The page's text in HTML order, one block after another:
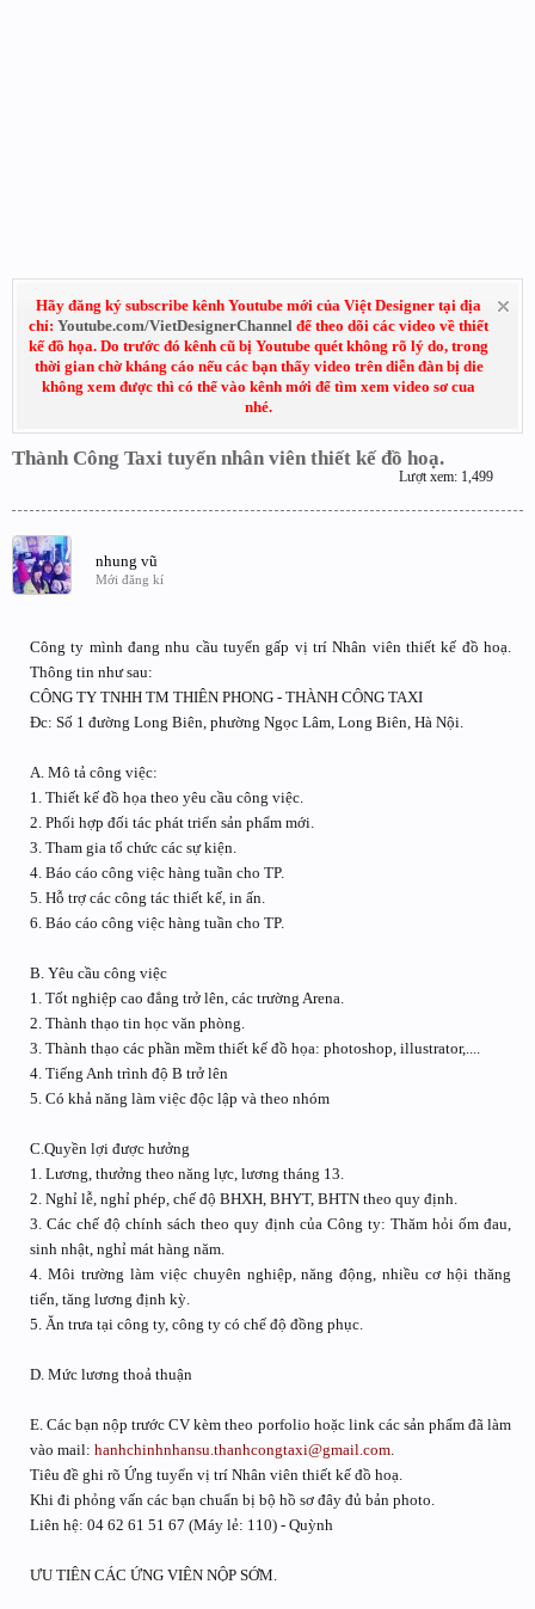
Hãy đăng ký subscribe kênh Youtube mới của Việt Designer tại địa
chỉ: Youtube.com/VietDesignerChannel để theo dõi các video về thiết
kế đồ họa. Do trước đó kênh cũ bị Youtube quét không rõ lý do, trong
thời gian chờ kháng cáo nếu các bạn thấy video trên diễn đàn bị die
không xem được thì có thể vào kênh mới để tìm xem video sơ cua
nhé.
Thành Công Taxi tuyển nhân viên thiết kế đồ hoạ.
Lượt xem: 1,499
nhung vũ
Mới đăng kí
Công ty mình đang nhu cầu tuyển gấp vị trí Nhân viên thiết kế đồ hoạ.
Thông tin như sau:
CÔNG TY TNHH TM THIÊN PHONG - THÀNH CÔNG TAXI
Đc: Số 1 đường Long Biên, phường Ngọc Lâm, Long Biên, Hà Nội.
A. Mô tả công việc:
1. Thiết kế đồ họa theo yêu cầu công việc.
2. Phối hợp đối tác phát triển sản phẩm mới.
3. Tham gia tổ chức các sự kiện.
4. Báo cáo công việc hàng tuần cho TP.
5. Hỗ trợ các công tác thiết kế, in ấn.
6. Báo cáo công việc hàng tuần cho TP.
B. Yêu cầu công việc
1. Tốt nghiệp cao đẳng trở lên, các trường Arena.
2. Thành thạo tin học văn phòng.
3. Thành thạo các phần mềm thiết kế đồ họa: photoshop, illustrator,....
4. Tiếng Anh trình độ B trở lên
5. Có khả năng làm việc độc lập và theo nhóm
C.Quyền lợi được hưởng
1. Lương, thưởng theo năng lực, lương tháng 13.
2. Nghỉ lễ, nghỉ phép, chế độ BHXH, BHYT, BHTN theo quy định.
3. Các chế độ chính sách theo quy định của Công ty: Thăm hỏi ốm đau,
sinh nhật, nghỉ mát hàng năm.
4. Môi trường làm việc chuyên nghiệp, năng động, nhiều cơ hội thăng
tiến, tăng lương định kỳ.
5. Ăn trưa tại công ty, công ty có chế độ đồng phục.
D. Mức lương thoả thuận
E. Các bạn nộp trước CV kèm theo porfolio hoặc link các sản phẩm đã làm
vào mail: hanhchinhnhansu.thanhcongtaxi@gmail.com.
Tiêu đề ghi rõ Ứng tuyển vị trí Nhân viên thiết kế đồ hoạ.
Khi đi phỏng vấn các bạn chuẩn bị bộ hồ sơ đây đủ bản photo.
Liên hệ: 04 62 61 51 67 (Máy lẻ: 110) - Quỳnh
ƯU TIÊN CÁC ỨNG VIÊN NỘP SỚM.